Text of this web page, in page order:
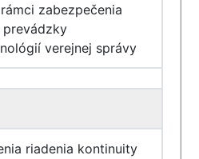
zabezpečenia
verejnej správy
riadenia kontinuity